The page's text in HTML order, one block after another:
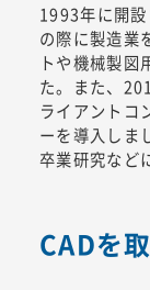
1993年に開
の際に製造業
トや機械製図
た。また、
ライアントコ
ーを導入しま
卒業研究など
CADを